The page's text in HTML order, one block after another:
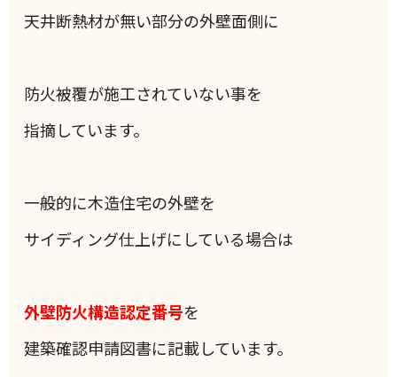
天井断熱材が無い部分の外壁面側に
防火被覆が施工されていない事を
指摘しています。
一般的に木造住宅の外壁を
サイディング仕上げにしている場合は
外壁防火構造認定番号を
建築確認申請図書に記載しています。